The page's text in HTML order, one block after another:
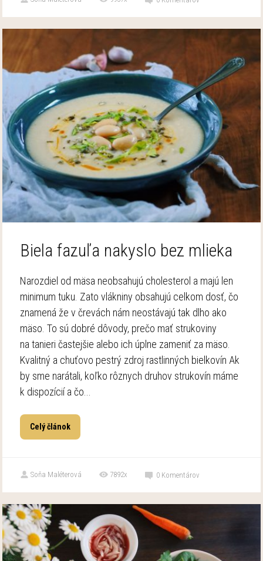
Biela fazuľa nakyslo bez mlieka
Narozdiel od mäsa neobsahujú cholesterol a majú len
minimum tuku. Zato vlákniny obsahujú celkom dosť, čo
znamená že v črevách nám neostávajú tak dlho ako
mäso. To sú dobré dôvody, prečo mať strukoviny
na tanieri častejšie alebo ich úplne zameniť za mäso.
Kvalitný a chuťovo pestrý zdroj rastlinných bielkovín Ak
by sme narátali, koľko rôznych druhov strukovín máme
k dispozícií a čo...
Celý článok
Soňa Maléterová 7892x 0 Komentárov